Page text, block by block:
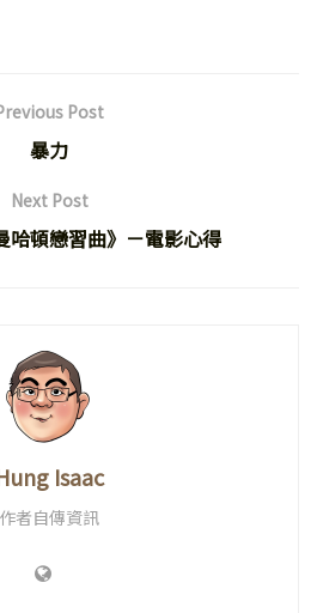
Post
暴力
Next Post
頓戀習曲》－電影心得
Isaac
作者自傳資訊